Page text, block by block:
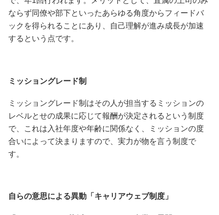
ならず同僚や部下といったあらゆる角度からフィードバ
ックを得られることにあり、自己理解が進み成長が加速
するという点です。
ミッショングレード制
ミッショングレード制はその人が担当するミッションの
レベルとせの成果に応じて報酬が決定されるという制度
で、これは入社年度や年齢に関係なく、ミッションの度
合いによって決まりますので、実力が物を言う制度で
す。
自らの意思による異動「キャリアウェブ制度」